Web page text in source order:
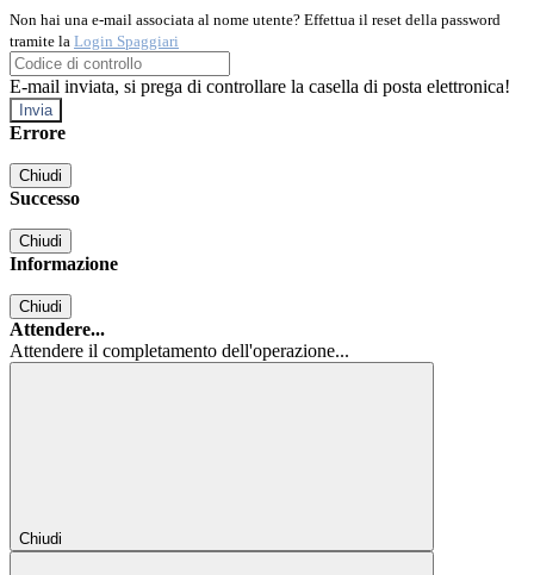
Non hai una e-mail associata al nome utente? Effettua il reset della password
tramite la Login Spaggiari
E-mail inviata, si prega di controllare la casella di posta elettronica!
Errore
Chiudi
Successo
Chiudi
Informazione
Chiudi
Attendere...
Attendere il completamento dell'operazione...
Chiudi